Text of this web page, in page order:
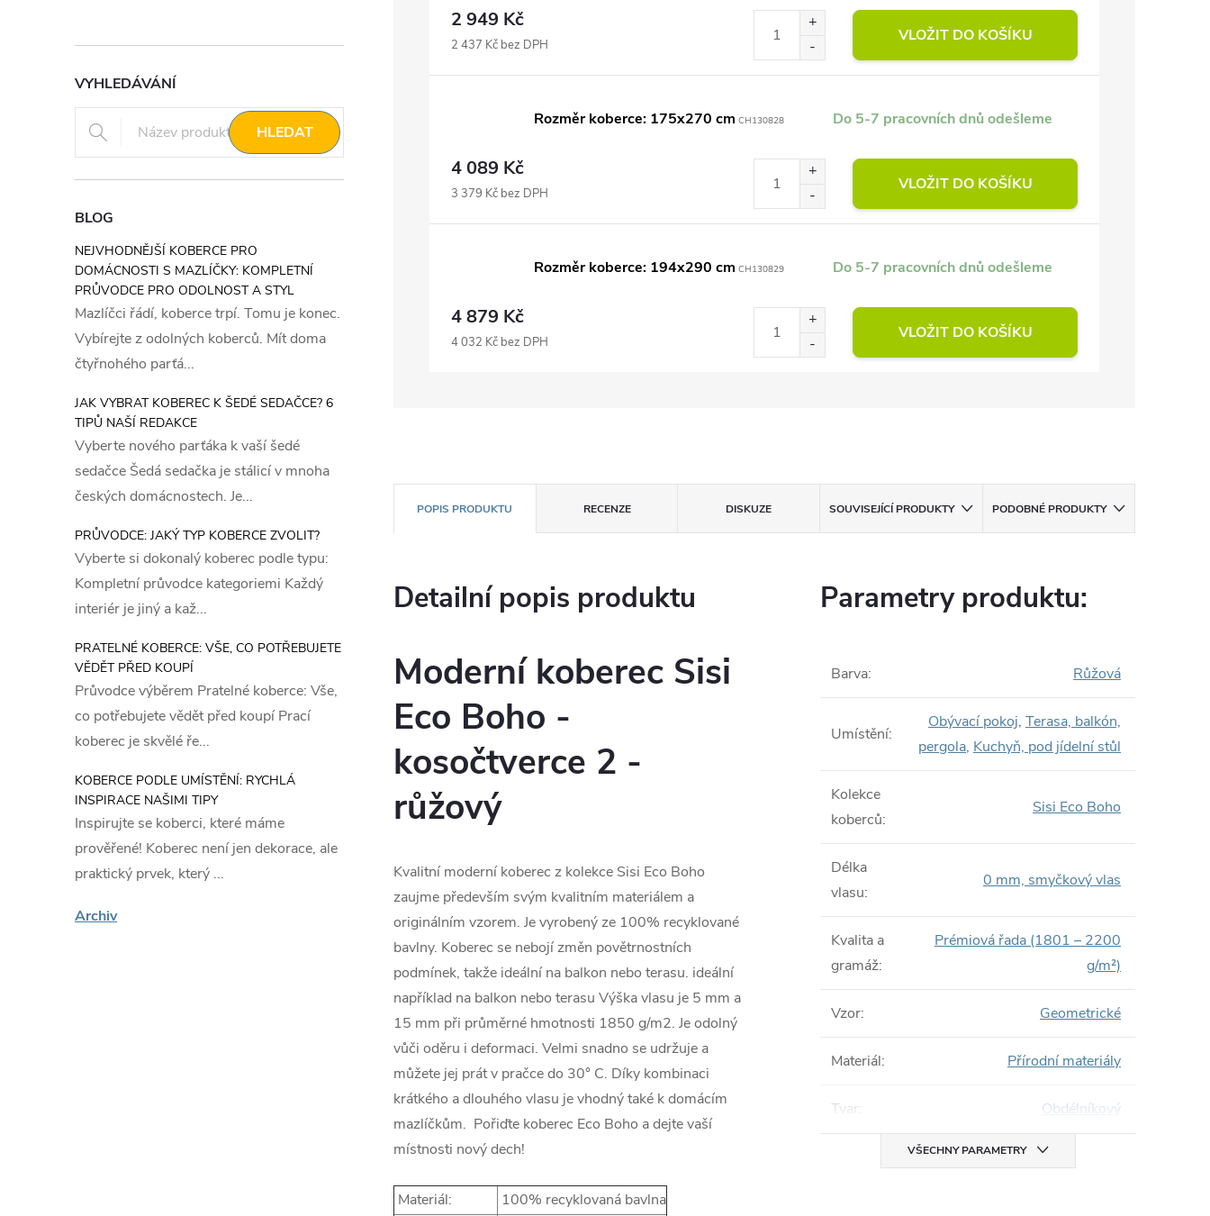
VYHLEDÁVÁNÍ
HLEDAT
BLOG
NEJVHODNĚJŠÍ KOBERCE PRO
DOMÁCNOSTI S MAZLÍČKY: KOMPLETNÍ
PRŮVODCE PRO ODOLNOST A STYL
Mazlíčci řádí, koberce trpí. Tomu je konec.
Vybírejte z odolných koberců. Mít doma
čtyřnohého parťá...
JAK VYBRAT KOBEREC K ŠEDÉ SEDAČCE? 6
TIPŮ NAŠÍ REDAKCE
Vyberte nového parťáka k vaší šedé
sedačce Šedá sedačka je stálicí v mnoha
českých domácnostech. Je...
PRŮVODCE: JAKÝ TYP KOBERCE ZVOLIT?
Vyberte si dokonalý koberec podle typu:
Kompletní průvodce kategoriemi Každý
interiér je jiný a kaž...
PRATELNÉ KOBERCE: VŠE, CO POTŘEBUJETE
VĚDĚT PŘED KOUPÍ
Průvodce výběrem Pratelné koberce: Vše,
co potřebujete vědět před koupí Prací
koberec je skvělé ře...
KOBERCE PODLE UMÍSTĚNÍ: RYCHLÁ
INSPIRACE NAŠIMI TIPY
Inspirujte se koberci, které máme
prověřené! Koberec není jen dekorace, ale
praktický prvek, který ...
Archiv
2 949 Kč
2 437 Kč bez DPH VLOŽIT DO KOŠÍKU
Rozměr koberce: 175x270 cm CH130828 Do 5-7 pracovních dnů odešleme
4 089 Kč
3 379 Kč bez DPH VLOŽIT DO KOŠÍKU
Rozměr koberce: 194x290 cm CH130829 Do 5-7 pracovních dnů odešleme
4 879 Kč
4 032 Kč bez DPH VLOŽIT DO KOŠÍKU
POPIS PRODUKTU RECENZE DISKUZE SOUVISEJÍCÍ PRODUKTY PODOBNÉ PRODUKTY
Detailní popis produktu
Moderní koberec Sisi
Eco Boho -
kosočtverce 2 -
růžový
Kvalitní moderní koberec z kolekce Sisi Eco Boho
zaujme především svým kvalitním materiálem a
originálním vzorem. Je vyrobený ze 100% recyklované
bavlny. Koberec se nebojí změn povětrnostních
podmínek, takže ideální na balkon nebo terasu. ideální
například na balkon nebo terasu Výška vlasu je 5 mm a
15 mm při průměrné hmotnosti 1850 g/m2. Je odolný
vůči oděru i deformaci. Velmi snadno se udržuje a
můžete jej prát v pračce do 30° C. Díky kombinaci
krátkého a dlouhého vlasu je vhodný také k domácím
mazlíčkům. Pořiďte koberec Eco Boho a dejte vaší
místnosti nový dech!
Materiál:
100% recyklovaná bavlna
Parametry produktu:
Barva: Růžová
Umístění:
Obývací pokoj, Terasa, balkón,
pergola, Kuchyň, pod jídelní stůl
Kolekce
koberců:
Sisi Eco Boho
Délka
vlasu:
0 mm, smyčkový vlas
Kvalita a
gramáž:
Prémiová řada (1801 – 2200
g/m²)
Vzor: Geometrické
Materiál: Přírodní materiály
Tvar: Obdélníkový
VŠECHNY PARAMETRY